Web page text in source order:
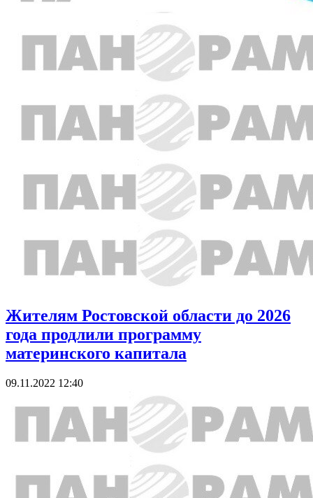
Жителям Ростовской области до 2026
года продлили программу
материнского капитала
09.11.2022 12:40